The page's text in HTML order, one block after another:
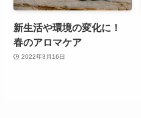
新生活や環境の変化に！
春のアロマケア
2022年3月16日